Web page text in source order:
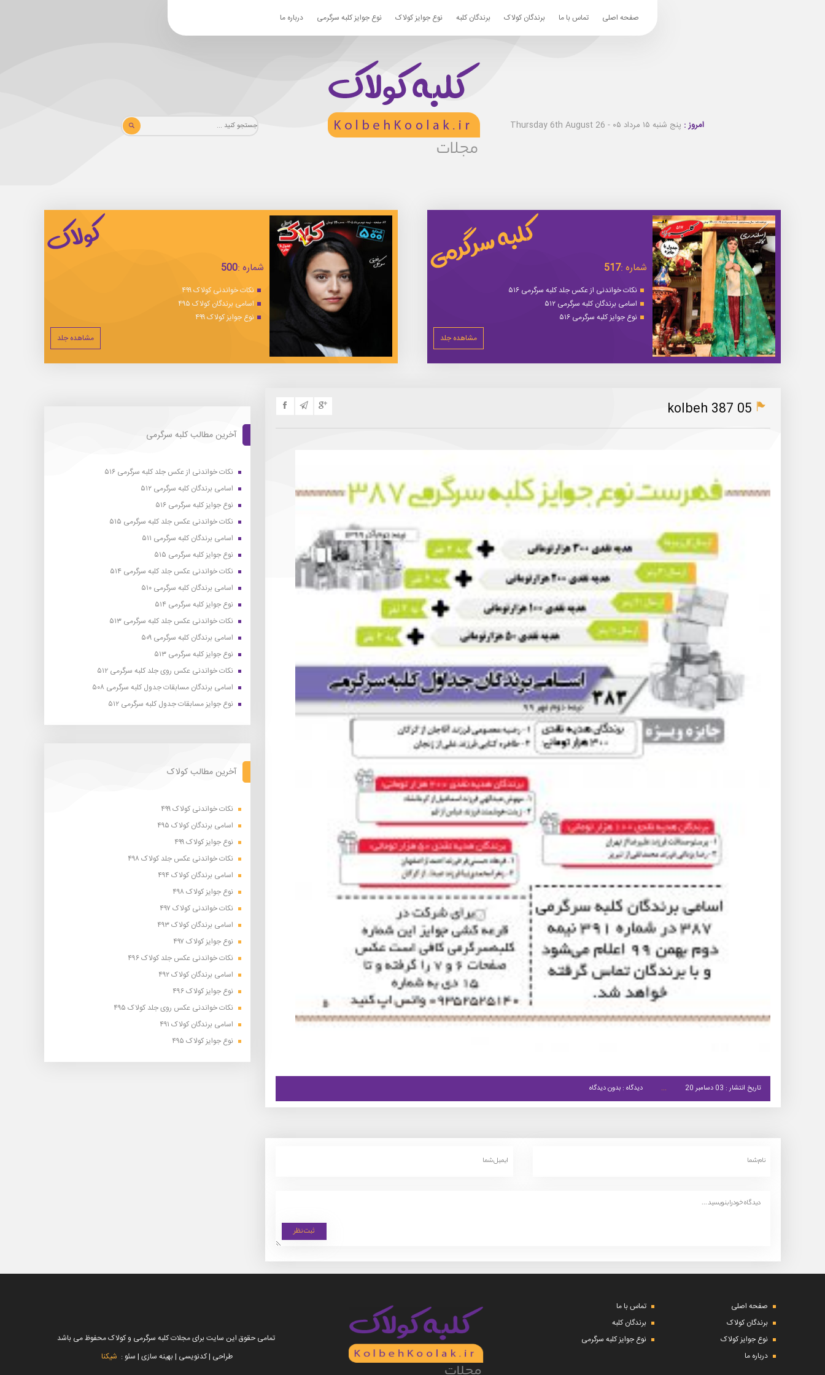
صفحه اصلی تماس با ما برندگان کولاک برندگان کلبه نوع جوایز کولاک نوع جوایز کلبه سرگرمی درباره ما
امروز : پنج شنبه ۱۵ مرداد ۰۵ - Thursday 6th August 26
شماره :517
نکات خواندنی از عکس جلد کلبه سرگرمی ۵۱۶
اسامی برندگان کلبه سرگرمی ۵۱۲
نوع جوایز کلبه سرگرمی ۵۱۶
مشاهده جلد
شماره :500
نکات خواندنی کولاک ۴۹۹
اسامی برندگان کولاک ۴۹۵
نوع جوایز کولاک ۴۹۹
مشاهده جلد
kolbeh 387 05
تاریخ انتشار : 03 دسامبر 20 دیدگاه : بدون دیدگاه
آخرین مطالب کلبه سرگرمی
نکات خواندنی از عکس جلد کلبه سرگرمی ۵۱۶
اسامی برندگان کلبه سرگرمی ۵۱۲
نوع جوایز کلبه سرگرمی ۵۱۶
نکات خواندنی عکس جلد کلبه سرگرمی ۵۱۵
اسامی برندگان کلبه سرگرمی ۵۱۱
نوع جوایز کلبه سرگرمی ۵۱۵
نکات خواندنی عکس جلد کلبه سرگرمی ۵۱۴
اسامی برندگان کلبه سرگرمی ۵۱۰
نوع جوایز کلبه سرگرمی ۵۱۴
نکات خواندنی عکس جلد کلبه سرگرمی ۵۱۳
اسامی برندگان کلبه سرگرمی ۵۰۹
نوع جوایز کلبه سرگرمی ۵۱۳
نکات خواندنی عکس روی جلد کلبه سرگرمی ۵۱۲
اسامی برندگان مسابقات جدول کلبه سرگرمی ۵۰۸
نوع جوایز مسابقات جدول کلبه سرگرمی ۵۱۲
آخرین مطالب کولاک
نکات خواندنی کولاک ۴۹۹
اسامی برندگان کولاک ۴۹۵
نوع جوایز کولاک ۴۹۹
نکات خواندنی عکس جلد کولاک ۴۹۸
اسامی برندگان کولاک ۴۹۴
نوع جوایز کولاک ۴۹۸
نکات خواندنی کولاک ۴۹۷
اسامی برندگان کولاک ۴۹۳
نوع جوایز کولاک ۴۹۷
نکات خواندنی عکس جلد کولاک ۴۹۶
اسامی برندگان کولاک ۴۹۲
نوع جوایز کولاک ۴۹۶
نکات خواندنی عکس روی جلد کولاک ۴۹۵
اسامی برندگان کولاک ۴۹۱
نوع جوایز کولاک ۴۹۵
صفحه اصلی
تماس با ما
برندگان کولاک
برندگان کلبه
نوع جوایز کولاک
نوع جوایز کلبه سرگرمی
درباره ما
تمامی حقوق این سایت برای مجلات کلبه سرگرمی و کولاک محفوظ می باشد
طراحی | کدنویسی | بهینه سازی | سئو : شیکنا